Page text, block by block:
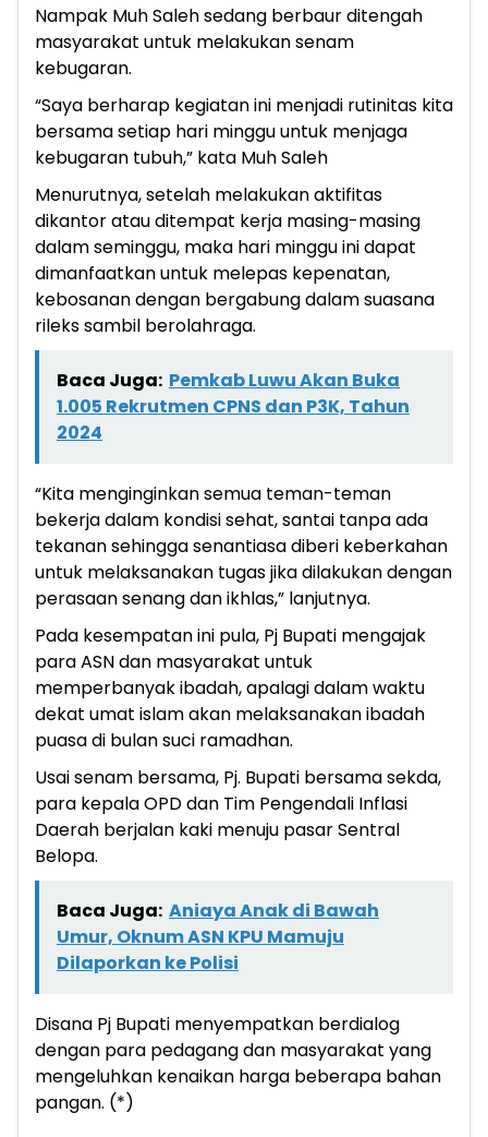
Nampak Muh Saleh sedang berbaur ditengah
masyarakat untuk melakukan senam
kebugaran.
“Saya berharap kegiatan ini menjadi rutinitas kita
bersama setiap hari minggu untuk menjaga
kebugaran tubuh,” kata Muh Saleh
Menurutnya, setelah melakukan aktifitas
dikantor atau ditempat kerja masing-masing
dalam seminggu, maka hari minggu ini dapat
dimanfaatkan untuk melepas kepenatan,
kebosanan dengan bergabung dalam suasana
rileks sambil berolahraga.
Baca Juga: Pemkab Luwu Akan Buka
1.005 Rekrutmen CPNS dan P3K, Tahun
2024
“Kita menginginkan semua teman-teman
bekerja dalam kondisi sehat, santai tanpa ada
tekanan sehingga senantiasa diberi keberkahan
untuk melaksanakan tugas jika dilakukan dengan
perasaan senang dan ikhlas,” lanjutnya.
Pada kesempatan ini pula, Pj Bupati mengajak
para ASN dan masyarakat untuk
memperbanyak ibadah, apalagi dalam waktu
dekat umat islam akan melaksanakan ibadah
puasa di bulan suci ramadhan.
Usai senam bersama, Pj. Bupati bersama sekda,
para kepala OPD dan Tim Pengendali Inflasi
Daerah berjalan kaki menuju pasar Sentral
Belopa.
Baca Juga: Aniaya Anak di Bawah
Umur, Oknum ASN KPU Mamuju
Dilaporkan ke Polisi
Disana Pj Bupati menyempatkan berdialog
dengan para pedagang dan masyarakat yang
mengeluhkan kenaikan harga beberapa bahan
pangan. (*)